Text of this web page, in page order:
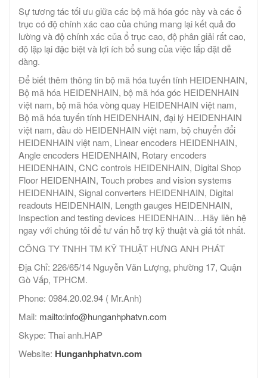
Sự tương tác tối ưu giữa các bộ mã hóa góc này và các ổ
trục có độ chính xác cao của chúng mang lại kết quả đo
lường và độ chính xác của ổ trục cao, độ phân giải rất cao,
độ lặp lại đặc biệt và lợi ích bổ sung của việc lắp đặt dễ
dàng.
Để biết thêm thông tin bộ mã hóa tuyến tính HEIDENHAIN,
Bộ mã hóa HEIDENHAIN, bộ mã hóa góc HEIDENHAIN
việt nam, bộ mã hóa vòng quay HEIDENHAIN việt nam,
Bộ mã hóa tuyến tính HEIDENHAIN, đại lý HEIDENHAIN
việt nam, đầu dò HEIDENHAIN việt nam, bộ chuyển đổi
HEIDENHAIN việt nam, Linear encoders HEIDENHAIN,
Angle encoders HEIDENHAIN, Rotary encoders
HEIDENHAIN, CNC controls HEIDENHAIN, Digital Shop
Floor HEIDENHAIN, Touch probes and vision systems
HEIDENHAIN, Signal converters HEIDENHAIN, Digital
readouts HEIDENHAIN, Length gauges HEIDENHAIN,
Inspection and testing devices HEIDENHAIN…Hãy liên hệ
ngay với chúng tôi để tư vấn hỗ trợ kỹ thuật và giá tốt nhất.
CÔNG TY TNHH TM KỸ THUẬT HƯNG ANH PHÁT
Địa Chỉ: 226/65/14 Nguyễn Văn Lượng, phường 17, Quận
Gò Vấp, TPHCM.
Phone: 0984.20.02.94 ( Mr.Anh)
Mail: mailto:info@hunganhphatvn.com
Skype: Thai anh.HAP
Website: Hunganhphatvn.com